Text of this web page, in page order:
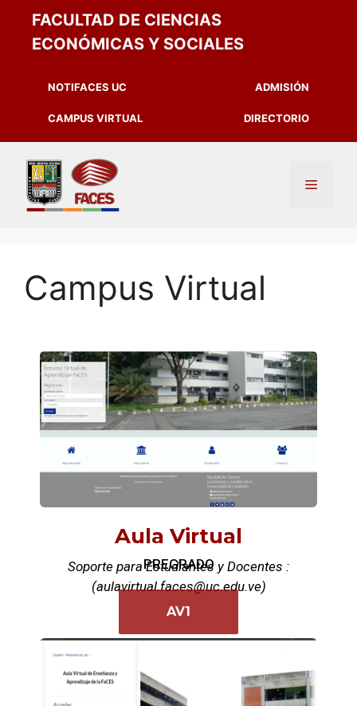
FACULTAD DE CIENCIAS
ECONÓMICAS Y SOCIALES
NOTIFACES UC ADMISIÓN
CAMPUS VIRTUAL DIRECTORIO
Campus Virtual
Aula Virtual
PREGRADO
Soporte para Estudiantes y Docentes :
(aulavirtual.faces@uc.edu.ve)
AV1